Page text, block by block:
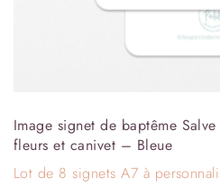
Image signet de baptême
fleurs et canivet – Bleue
Lot de 8 signets A7 à